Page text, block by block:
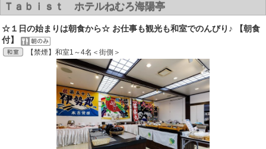
Ｔａｂｉｓｔ ホテルねむろ海陽亭
☆１日の始まりは朝食から☆ お仕事も観光も和室でのんびり♪ 【朝食
付】
【禁煙】和室1～4名＜街側＞